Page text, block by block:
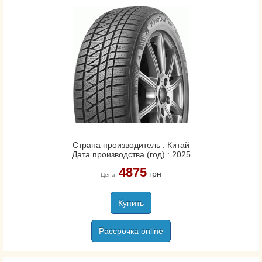
Страна производитель : Китай
Дата производства (год) : 2025
Цена: 4875грн
Купить
Рассрочка online